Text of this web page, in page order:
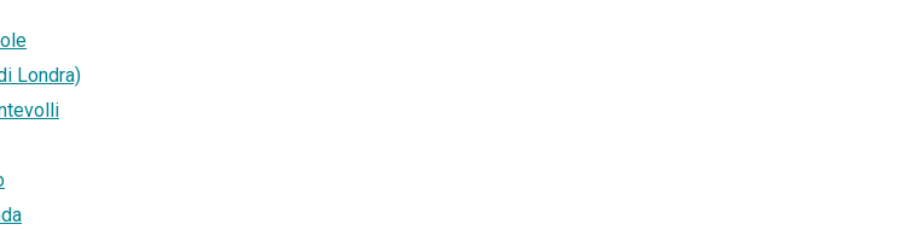
Londra)